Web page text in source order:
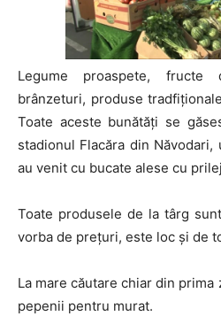
Legume proaspete,
brânzeturi, produse
Toate aceste bunătăţi se
stadionul Flacăra din
au venit cu bucate alese cu
Toate produsele de la târg
vorba de preţuri, este loc şi de
La mare căutare chiar din
pepenii pentru murat.